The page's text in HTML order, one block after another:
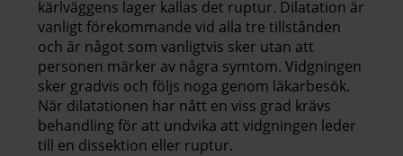
kärlväggens lager kallas det ruptur. Dilatation är
vanligt förekommande vid alla tre tillstånden
och är något som vanligtvis sker utan att
personen märker av några symtom. Vidgningen
sker gradvis och följs noga genom läkarbesök.
När dilatationen har nått en viss grad krävs
behandling för att undvika att vidgningen leder
till en dissektion eller ruptur.